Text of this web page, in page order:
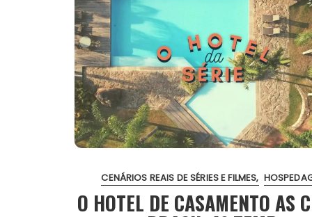
CENÁRIOS REAIS DE SÉRIES E FILMES
O HOTEL DE CASAMENTO AS